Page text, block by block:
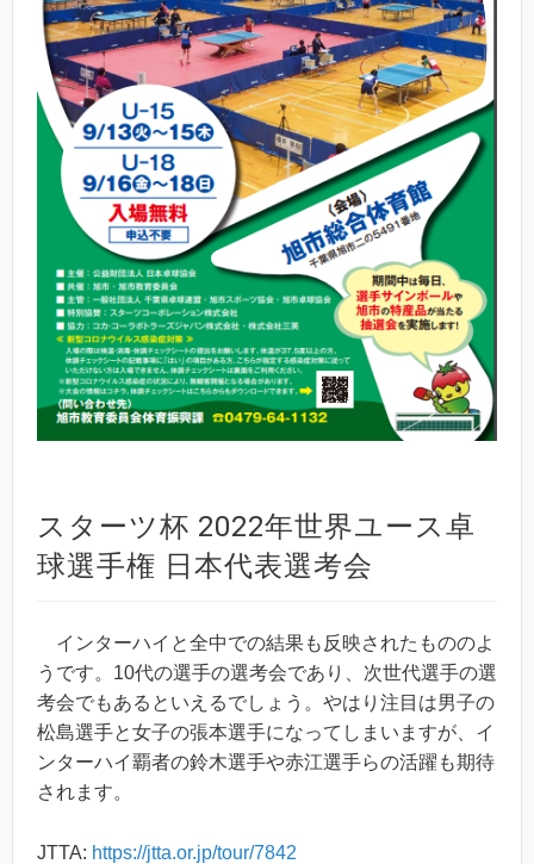
スターツ杯 2022年世界ユース卓
球選手権 日本代表選考会
インターハイと全中での結果も反映されたもののよ
うです。10代の選手の選考会であり、次世代選手の選
考会でもあるといえるでしょう。やはり注目は男子の
松島選手と女子の張本選手になってしまいますが、イ
ンターハイ覇者の鈴木選手や赤江選手らの活躍も期待
されます。
JTTA: https://jtta.or.jp/tour/7842